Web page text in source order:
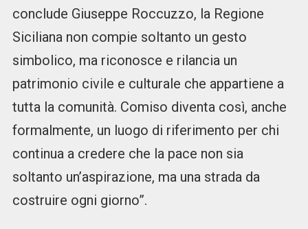
conclude Giuseppe Roccuzzo, la Regione
Siciliana non compie soltanto un gesto
simbolico, ma riconosce e rilancia un
patrimonio civile e culturale che appartiene a
tutta la comunità. Comiso diventa così, anche
formalmente, un luogo di riferimento per chi
continua a credere che la pace non sia
soltanto un’aspirazione, ma una strada da
costruire ogni giorno”.